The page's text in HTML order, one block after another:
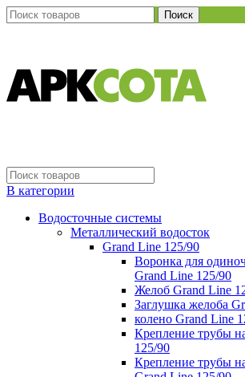
Поиск
В категории
Водосточные системы
Металлический водосток
Grand Line 125/90
Воронка для
Grand Line 125/90
Желоб Grand Line
Заглушка желоба
колено Grand Line
Крепление трубы
125/90
Крепление трубы